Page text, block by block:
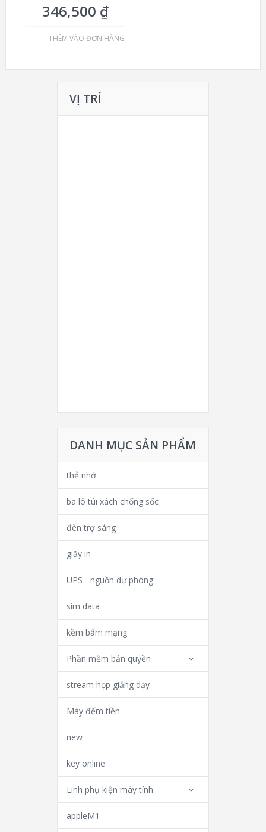
346,500 ₫
THÊM VÀO ĐƠN HÀNG
VỊ TRÍ
DANH MỤC SẢN PHẨM
thẻ nhớ
ba lô túi xách chống sốc
đèn trợ sáng
giấy in
UPS - nguồn dự phòng
sim data
kềm bấm mạng
Phần mềm bản quyền
stream họp giảng dạy
Máy đếm tiền
new
key online
Linh phụ kiện máy tính
appleM1